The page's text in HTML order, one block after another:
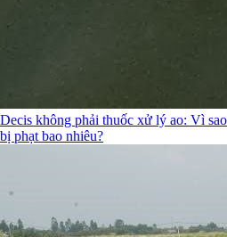
Decis không phải thuốc xử lý ao: Vì
bị phạt bao nhiêu?